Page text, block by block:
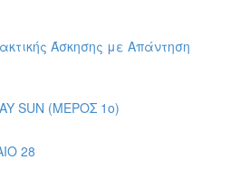
Άσκησης με Απάντηση
SUN (ΜΕΡΟΣ 1o)
28